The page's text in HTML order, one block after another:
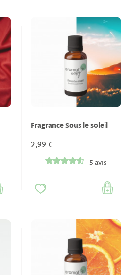
Fragrance Sous le soleil
2,99 €
5 avis